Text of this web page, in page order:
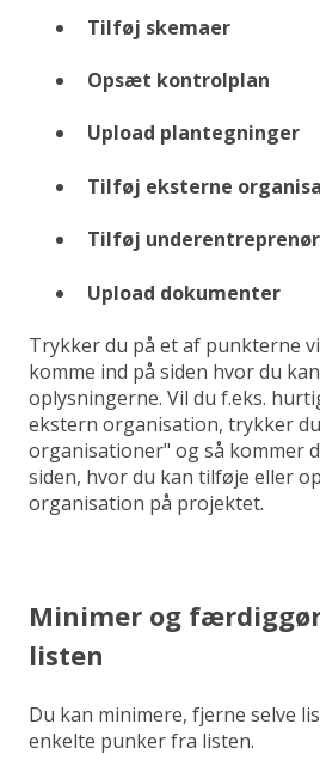
Tilføj skemaer
Opsæt kontrolplan
Upload plantegninger
Tilføj eksterne
Tilføj underentreprenør
Upload dokumenter
Trykker du på et af punkterne
komme ind på siden hvor du
oplysningerne. Vil du f.eks.
ekstern organisation, trykker
organisationer" og så kommer
siden, hvor du kan tilføje eller
organisation på projektet.
Minimer og
listen
Du kan minimere, fjerne selve
enkelte punker fra listen.